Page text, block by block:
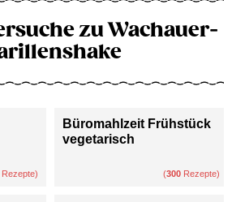
zu Wachauer-
Rezepte)
Büromahlzeit Frühstück
vegetarisch
(300 Rezepte)